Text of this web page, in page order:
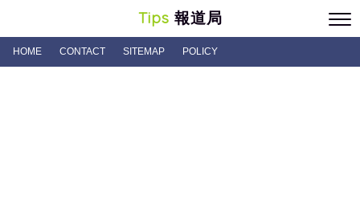
Tips 報道局
HOME CONTACT SITEMAP POLICY